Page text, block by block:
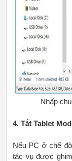
Nhấp chuột
4. Tắt Tablet
Nếu PC ở chế
tác vụ được